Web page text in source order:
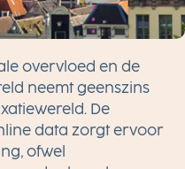
overvloed en de
neemt geenszins
De
data zorgt ervoor
ofwel